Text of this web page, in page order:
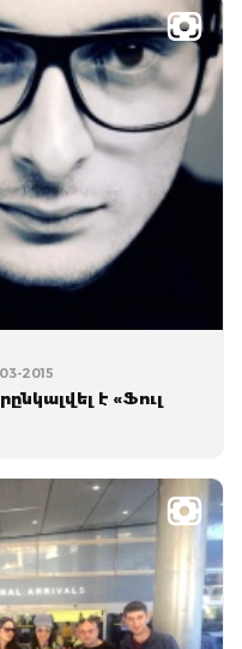
2015
է «Ֆուլ